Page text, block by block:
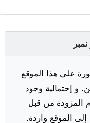
على هذا الموقع
و إحتمالية وجود
المزودة من قبل
إلى الموقع واردة.